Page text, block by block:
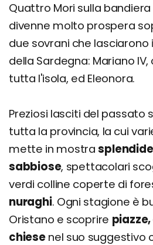
Quattro Mori sulla
divenne molto prospera
due sovrani che lasciarono
della Sardegna: Mariano
tutta l'isola, ed Eleonora.
Preziosi lasciti del passato
tutta la provincia, la cui
mette in mostra
sabbiose, spettacolari
verdi colline coperte di
nuraghi. Ogni stagione è
Oristano e scoprire
chiesenel suo suggestivo